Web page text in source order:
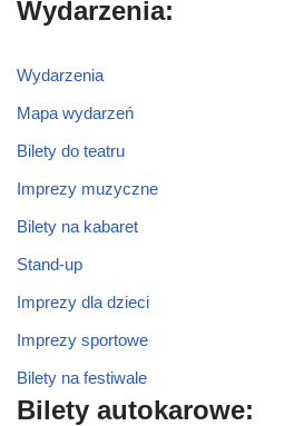
Wydarzenia:
Wydarzenia
Mapa wydarzeń
Bilety do teatru
Imprezy muzyczne
Bilety na kabaret
Stand-up
Imprezy dla dzieci
Imprezy sportowe
Bilety na festiwale
Bilety autokarowe: